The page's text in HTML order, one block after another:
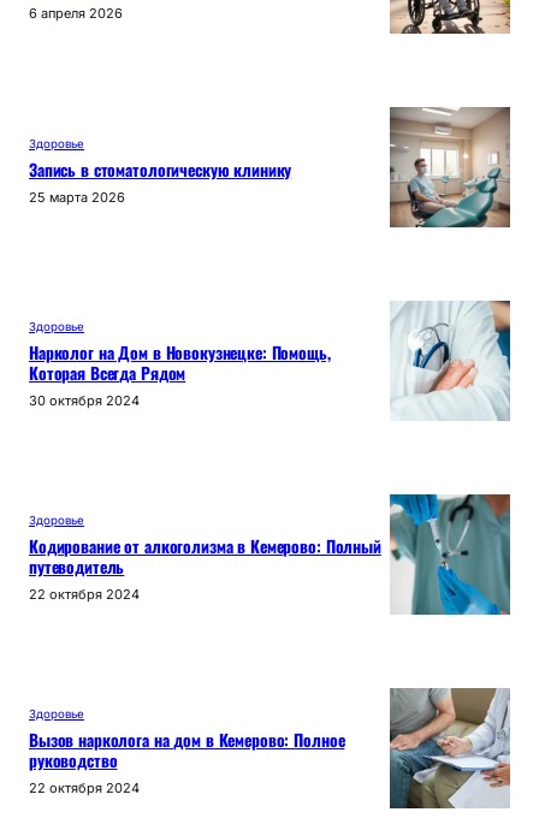
6 апреля 2026
Здоровье
Запись в стоматологическую клинику
25 марта 2026
Здоровье
Нарколог на Дом в Новокузнецке: Помощь,
Которая Всегда Рядом
30 октября 2024
Здоровье
Кодирование от алкоголизма в Кемерово: Полный
путеводитель
22 октября 2024
Здоровье
Вызов нарколога на дом в Кемерово: Полное
руководство
22 октября 2024